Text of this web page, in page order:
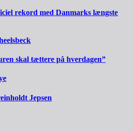
rekord med Danmarks længste
skal tættere på hverdagen”
Jepsen